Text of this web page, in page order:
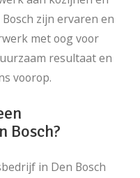
zijn ervaren en
met oog voor
resultaat en
voorop.
Bosch?
in Den Bosch